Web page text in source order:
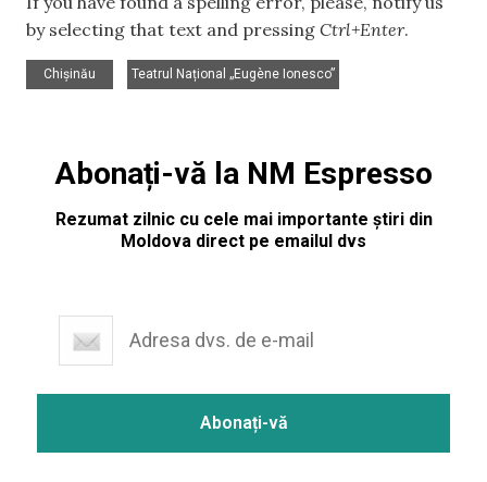
by selecting that text and pressing Ctrl+Enter.
Chișinău
Teatrul Național „Eugène Ionesco”
Abonați-vă la NM Espresso
Rezumat zilnic cu cele mai importante știri din
Moldova direct pe emailul dvs